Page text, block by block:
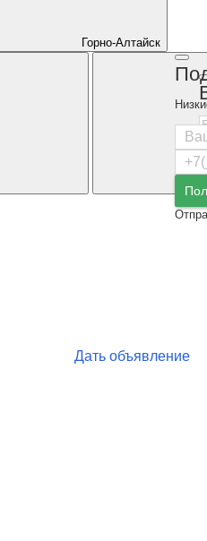
Горно-Алтайск
Дать объявление